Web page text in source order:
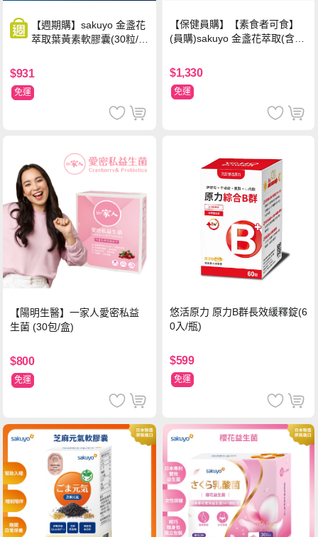
【週期購】sakuyo 金盞花
萃取葉黃素軟膠囊(30粒/
$931
免運
【保健員購】【素食者可食】
(員購)sakuyo 金盞花萃取(含葉
瓶)
$1,330
免運
【陽明生醫】一家人愛密私益
生菌 (30包/盒)
$800
免運
悠活原力 原力B群長效緩釋錠(6
0入/瓶)
$599
免運